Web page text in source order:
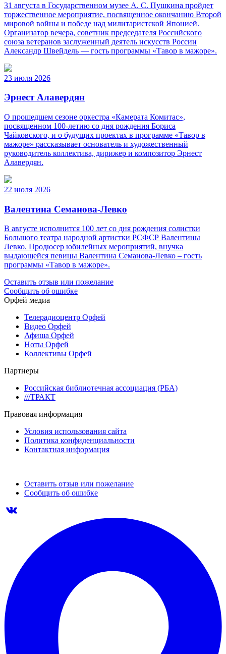
31 августа в Государственном музее А. С. Пушкина пройдет
торжественное мероприятие, посвященное окончанию Второй
мировой войны и победе над милитаристской Японией.
Организатор вечера, советник председателя Российского
союза ветеранов заслуженный деятель искусств России
Александр Швейдель — гость программы «Тавор в мажоре».
23 июля 2026
Эрнест Алавердян
О прошедшем сезоне оркестра «Камерата Комитас»,
посвященном 100-летию со дня рождения Бориса
Чайковского, и о будущих проектах в программе «Тавор в
мажоре» рассказывает основатель и художественный
руководитель коллектива, дирижер и композитор Эрнест
Алавердян.
22 июля 2026
Валентина Семанова-Левко
В августе исполнится 100 лет со дня рождения солистки
Большого театра народной артистки РСФСР Валентины
Левко. Продюсер юбилейных мероприятий, внучка
выдающейся певицы Валентина Семанова-Левко – гость
программы «Тавор в мажоре».
Оставить отзыв или пожелание
Сообщить об ошибке
Орфей медиа
Телерадиоцентр Орфей
Видео Орфей
Афиша Орфей
Ноты Орфей
Коллективы Орфей
Партнеры
Российская библиотечная ассоциация (РБА)
///ТРАКТ
Правовая информация
Условия использования сайта
Политика конфиденциальности
Контактная информация
Оставить отзыв или пожелание
Сообщить об ошибке